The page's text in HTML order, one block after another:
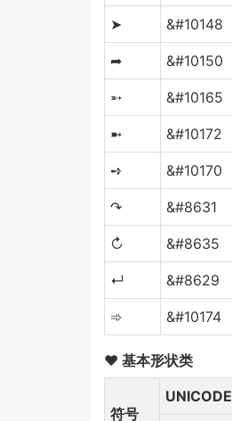
➤ &#10148
➦ &#10150
➵ &#10165
➼ &#10172
➺ &#10170
↷ &#8631
↻ &#8635
↵ &#8629
➾ &#10174
❤ 基本形状类
符号
UNICODE